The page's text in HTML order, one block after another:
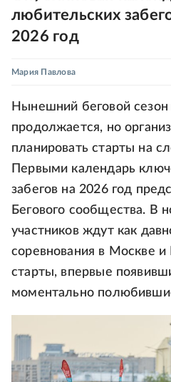
любительских
2026 год
Мария Павлова
Нынешний беговой
продолжается, но
планировать старты на
Первыми календарь
забегов на 2026 год
Бегового сообщества. В
участников ждут как
соревнования в Москве и
старты, впервые
моментально